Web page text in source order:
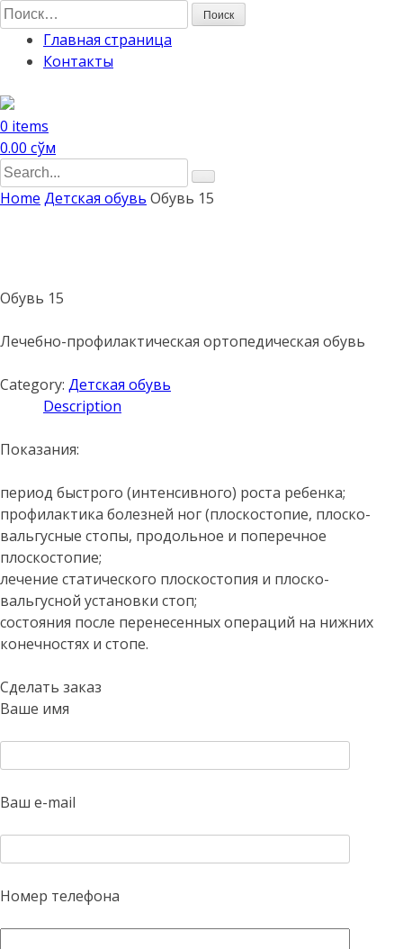
Skip
to
content
Найти:
Главная страница
Контакты
0 items
0.00 сўм
Search
for:
Home Детская обувь Обувь 15
Обувь 15
Лечебно-профилактическая ортопедическая обувь
Category: Детская обувь
Description
Показания:
период быстрого (интенсивного) роста ребенка;
профилактика болезней ног (плоскостопие, плоско-
вальгусные стопы, продольное и поперечное
плоскостопие;
лечение статического плоскостопия и плоско-
вальгусной установки стоп;
состояния после перенесенных операций на нижних
конечностях и стопе.
Сделать заказ
Ваше имя
Ваш e-mail
Номер телефона